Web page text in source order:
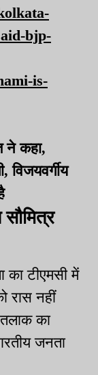
bjp-
is-
ने कहा,
विजयवर्गीय
का टीएमसी में
रास नहीं
का
जनता